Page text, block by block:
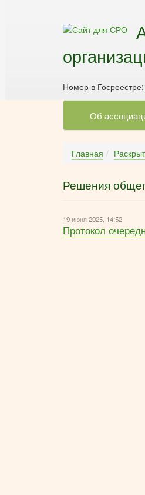
Номер в Госреестре:
Об
Главная
Решения
19 июня 2025, 14:52
Протокол